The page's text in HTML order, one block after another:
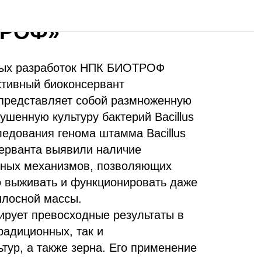
разработок НПК БИОТРОФ
биоконсервант
собой размноженную
культуру бактерий Bacillus
генома штамма Bacillus
выявили наличие
механизмов, позволяющих
и функционировать даже
массы.
превосходные результаты в
так и
а также зерна. Его применение